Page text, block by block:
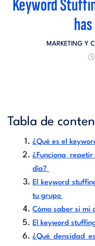
Keyword
MARKETING Y
Tabla de
¿Qué es el
¿Funciona
día?
El keyword
tu grupo
Cómo saber si mi
El keyword
¿Qué densidad